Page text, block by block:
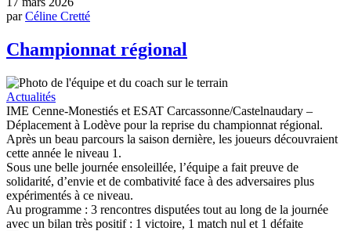
parCéline Cretté
Championnat régional
Actualités
IME Cenne-Monestiés et ESAT Carcassonne/Castelnaudary –
Déplacement à Lodève pour la reprise du championnat régional.
Après un beau parcours la saison dernière, les joueurs découvraient
cette année le niveau 1.
Sous une belle journée ensoleillée, l’équipe a fait preuve de
solidarité, d’envie et de combativité face à des adversaires plus
expérimentés à ce niveau.
Au programme : 3 rencontres disputées tout au long de la journée
avec un bilan très positif : 1 victoire, 1 match nul et 1 défaite